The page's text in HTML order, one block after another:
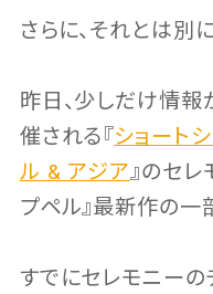
さらに、それとは別に
昨日、少しだけ情報
催される『ショート
ル & アジア』のセレ
プペル』最新作の一
すでにセレモニーの